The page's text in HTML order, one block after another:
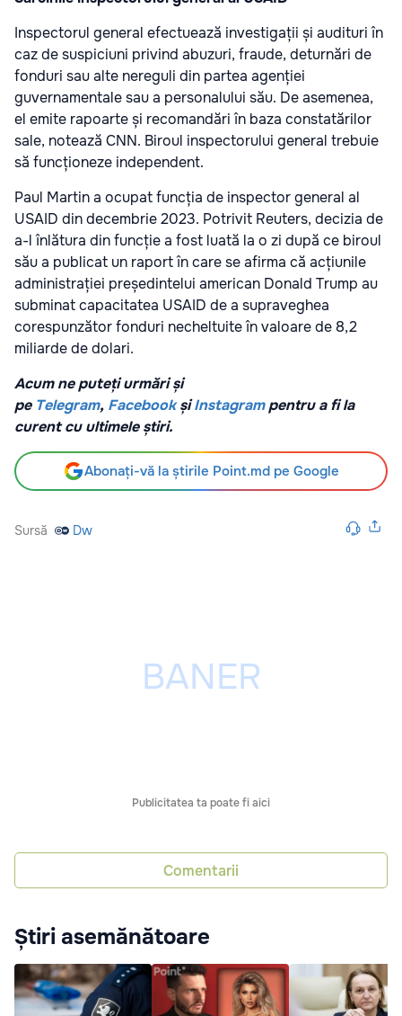
Inspectorul general efectuează investigații și audituri în
caz de suspiciuni privind abuzuri, fraude, deturnări de
fonduri sau alte nereguli din partea agenției
guvernamentale sau a personalului său. De asemenea,
el emite rapoarte și recomandări în baza constatărilor
sale, notează CNN. Biroul inspectorului general trebuie
să funcționeze independent.
Paul Martin a ocupat funcția de inspector general al
USAID din decembrie 2023. Potrivit Reuters, decizia de
a-l înlătura din funcție a fost luată la o zi după ce biroul
său a publicat un raport în care se afirma că acțiunile
administrației președintelui american Donald Trump au
subminat capacitatea USAID de a supraveghea
corespunzător fonduri necheltuite în valoare de 8,2
miliarde de dolari.
Acum ne puteți urmări și
pe Telegram, Facebook șiInstagrampentru a fi la
curent cu ultimele știri.
Abonați-vă la știrile Point.md pe Google
Sursă Dw
Publicitatea ta poate fi aici
Comentarii
Știri asemănătoare